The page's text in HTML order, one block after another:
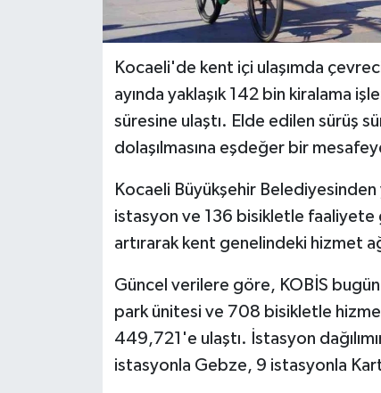
Kocaeli'de kent içi ulaşımda
ayında yaklaşık 142 bin kiralama
süresine ulaştı. Elde edilen sürüş
dolaşılmasına eşdeğer bir
Kocaeli Büyükşehir Belediyesinden
istasyon ve 136 bisikletle faaliyete
artırarak kent genelindeki hizmet
Güncel verilere göre, KOBİS
park ünitesi ve 708 bisikletle
449,721'e ulaştı. İstasyon
istasyonla Gebze, 9 istasyonla